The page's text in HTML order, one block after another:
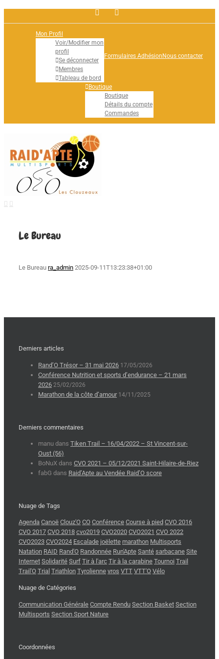
Facebook
Mon Profil
Voir/Modifier mon
profil
Se déconnecter
Membres
Tableau de bord
Formulaires Adhésion Nous contacter
Boutique
Boutique
Détails du compte
Commandes
Le Bureau
Le Bureau ra_admin 2025-09-11T13:23:38+01:00
Derniers articles
Rand’O Trésor – 31 mai 2026 17/05/2026
Conférence Nutrition et sports d’endurance – 21 mars
2026 25/02/2026
Marathon de la côte d’amour 14/11/2025
Derniers commentaires
manu dans Tiken Trail – 16/04/2022 – St Vincent-sur-
Oust (56)
BoNuX dans CVO 2021 – 05/12/2021 Saint-Hilaire-de-Riez
fabG dans Raid’Apte au Vendée Raid’O score
Nuage de Tags
Agenda Canoë Clouz'O CO Conférence Course à pied CVO 2016
CVO 2017 CVO 2018 cvo2019 CVO2020 CVO2021 CVO 2022
CVO2023 CVO2024 Escalade joëlette marathon Multisports
Natation RAID Rand'O Randonnée Run'Apte Santé sarbacane Site
Internet Solidarité Surf Tir à l'arc Tir à la carabine Tournoi Trail
Trail'O Trial Triathlon Tyrolienne vros VTT VTT'O Vélo
Nuage de Catégories
Communication Générale Compte Rendu Section Basket Section
Multisports Section Sport Nature
Coordonnées